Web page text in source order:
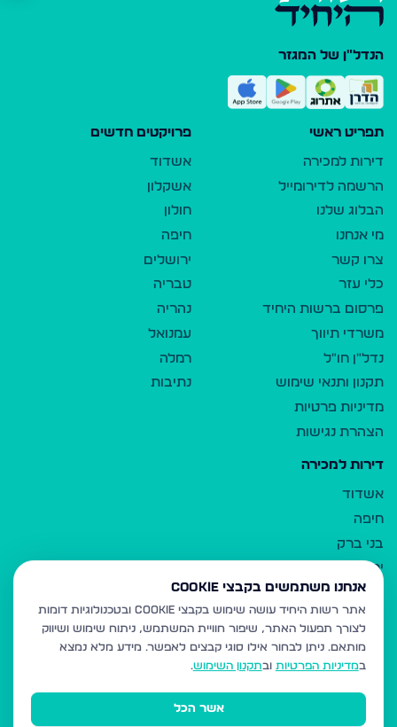
הנדל"ן של המגזר
תפריט ראשי
דירות למכירה
הרשמה לדירומייל
הבלוג שלנו
מי אנחנו
צרו קשר
כלי עזר
פרסום ברשות היחיד
משרדי תיווך
נדל"ן חו"ל
תקנון ותנאי שימוש
מדיניות פרטיות
הצהרת נגישות
פרויקטים חדשים
אשדוד
אשקלון
חולון
חיפה
ירושלים
טבריה
נהריה
עמנואל
רמלה
נתיבות
דירות למכירה
אשדוד
חיפה
בני ברק
ירושלים
אלעד
גבעת זאב
בית שמש
רכסים
מודיעין עילית
אנחנו משתמשים בקבצי Cookie
אתר רשות היחיד עושה שימוש בקבצי Cookie ובטכנולוגיות דומות
לצורך תפעול האתר, שיפור חוויית המשתמש, ניתוח שימוש ושיווק
מותאם. ניתן לבחור אילו סוגי קבצים לאפשר. מידע מלא נמצא
במדיניות הפרטיות ובתקנון השימוש.
אשר הכל